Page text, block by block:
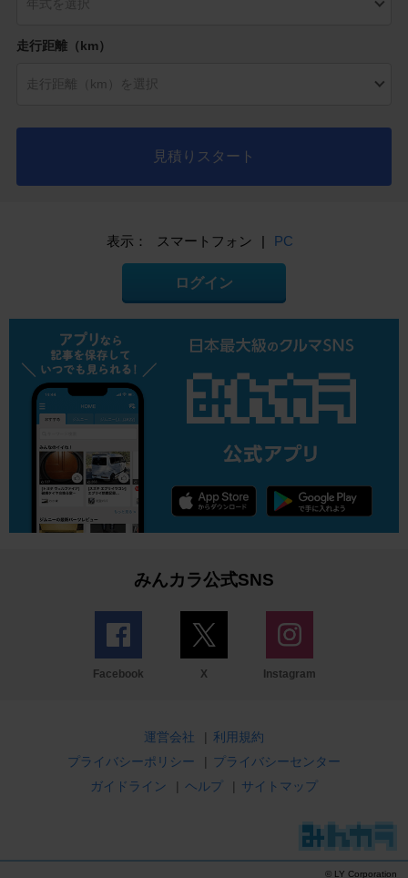
走行距離（km）
見積りスタート
表示： スマートフォン | PC
ログイン
みんカラ公式SNS
Facebook X Instagram
運営会社 | 利用規約
プライバシーポリシー
| プライバシーセンター
ガイドライン
| ヘルプ | サイトマップ
© LY Corporation